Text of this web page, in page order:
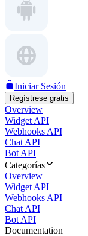
Iniciar Sesión
Regístrese gratis
Overview
Widget API
Webhooks API
Chat API
Bot API
Categorías
Overview
Widget API
Webhooks API
Chat API
Bot API
Documentation